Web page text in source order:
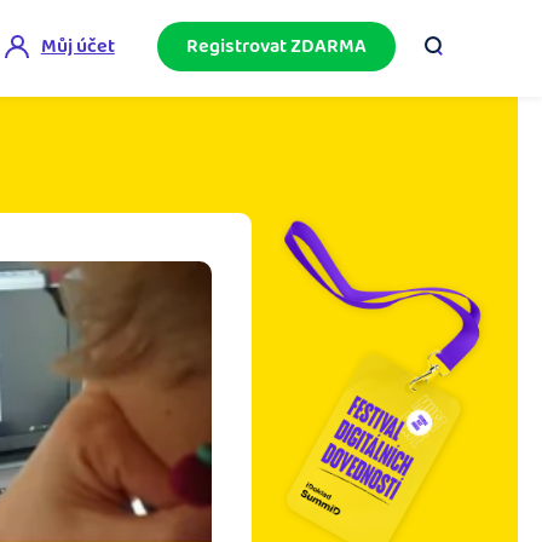
akademii.
poradna
se komunity na fakturaci, daně či
Můj účet Registrovat ZDARMA